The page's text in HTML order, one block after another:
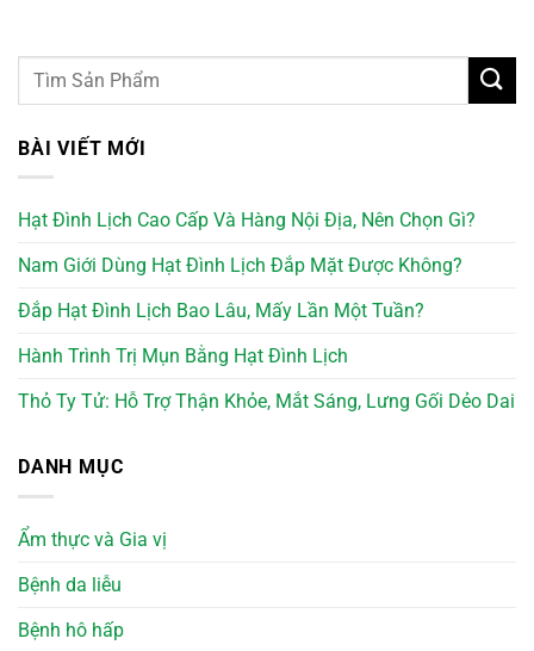
BÀI VIẾT MỚI
Hạt Đình Lịch Cao Cấp Và Hàng Nội Địa, Nên Chọn Gì?
Nam Giới Dùng Hạt Đình Lịch Đắp Mặt Được Không?
Đắp Hạt Đình Lịch Bao Lâu, Mấy Lần Một Tuần?
Hành Trình Trị Mụn Bằng Hạt Đình Lịch
Thỏ Ty Tử: Hỗ Trợ Thận Khỏe, Mắt Sáng, Lưng Gối Dẻo Dai
DANH MỤC
Ẩm thực và Gia vị
Bệnh da liễu
Bệnh hô hấp